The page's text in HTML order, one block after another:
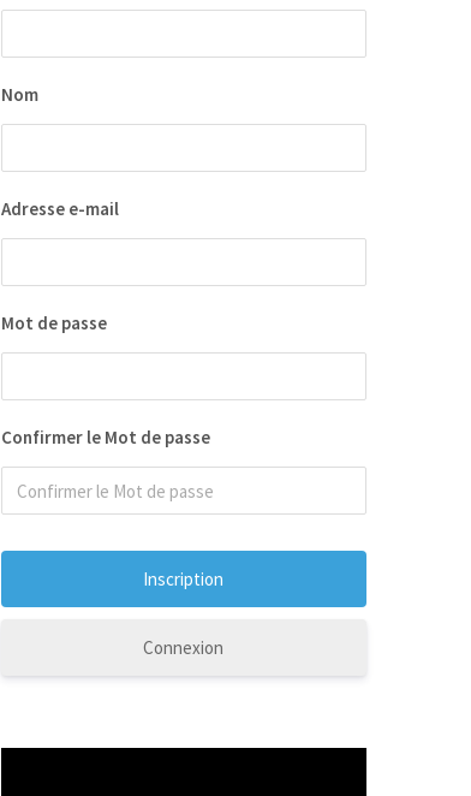
Nom
Adresse e-mail
Mot de passe
Confirmer le Mot de passe
Connexion